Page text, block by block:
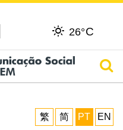
26°C
繁
简 PT EN